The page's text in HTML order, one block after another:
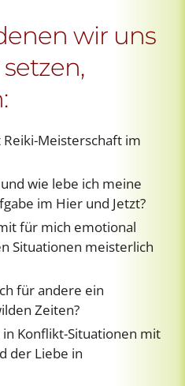
wir uns
Meisterschaft im
wie lebe ich meine
im Hier und Jetzt?
für mich emotional
Situationen meisterlich
für andere ein
Zeiten?
Konflikt-Situationen mit
der Liebe in